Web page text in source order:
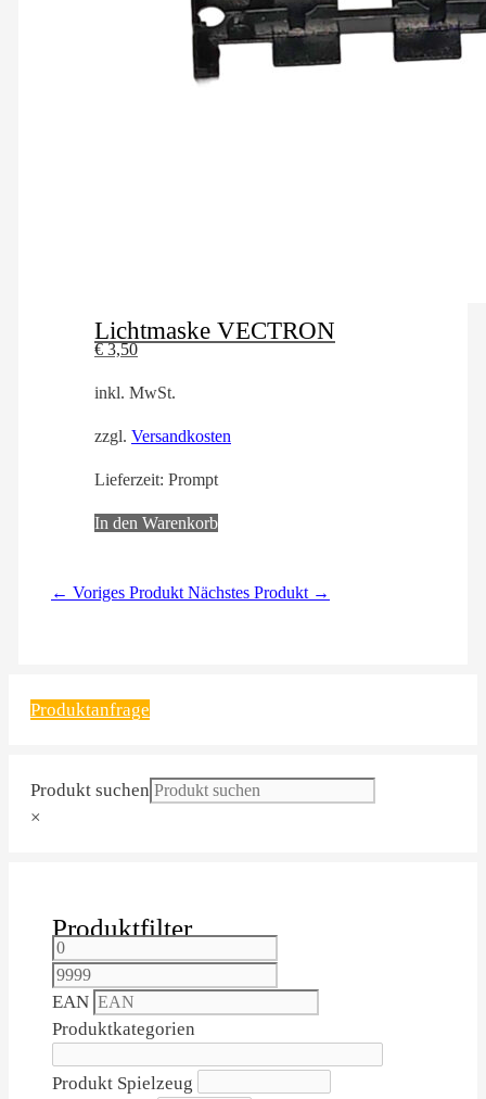
Lichtmaske VECTRON
€3,50
inkl. MwSt.
zzgl. Versandkosten
Lieferzeit: Prompt
In den Warenkorb
← Voriges Produkt Nächstes Produkt →
Produktanfrage
Produkt suchen
×
Produktfilter
EAN
Produktkategorien
Produkt Spielzeug